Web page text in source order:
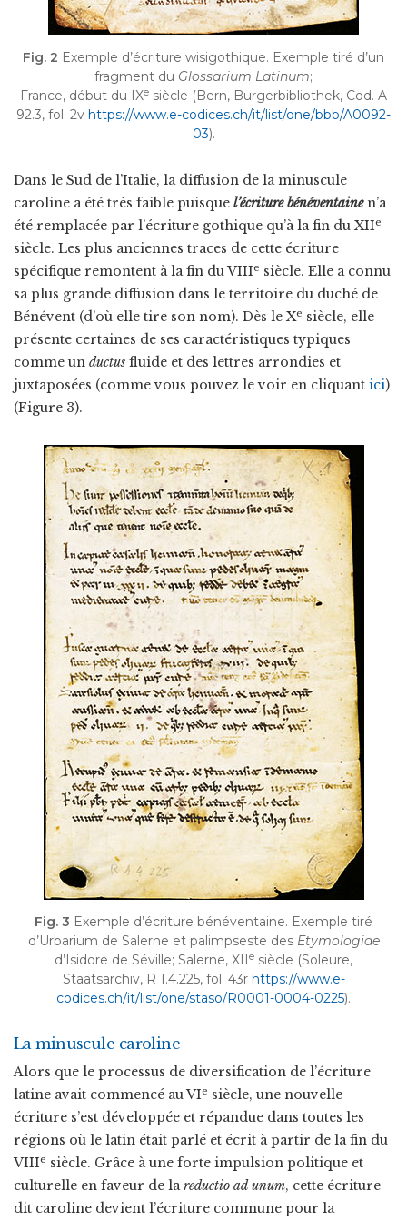
Fig. 2 Exemple d’écriture wisigothique. Exemple tiré d’un
fragment du Glossarium Latinum;
France, début du IXe siècle (Bern, Burgerbibliothek, Cod. A
92.3, fol. 2v https://www.e-codices.ch/it/list/one/bbb/A0092-
03).
Dans le Sud de l’Italie, la diffusion de la minuscule
caroline a été très faible puisque l’écriture bénéventainen’a
été remplacée par l’écriture gothique qu’à la fin du XIIe
siècle. Les plus anciennes traces de cette écriture
spécifique remontent à la fin du VIIIe siècle. Elle a connu
sa plus grande diffusion dans le territoire du duché de
Bénévent (d’où elle tire son nom). Dès le Xe siècle, elle
présente certaines de ses caractéristiques typiques
comme un ductus fluide et des lettres arrondies et
juxtaposées (comme vous pouvez le voir en cliquant ici)
(Figure 3).
Fig. 3 Exemple d’écriture bénéventaine. Exemple tiré
d’Urbarium de Salerne et palimpseste des Etymologiae
d’Isidore de Séville; Salerne, XIIe siècle (Soleure,
Staatsarchiv, R 1.4.225, fol. 43r https://www.e-
codices.ch/it/list/one/staso/R0001-0004-0225).
La minuscule caroline
Alors que le processus de diversification de l’écriture
latine avait commencé au VIe siècle, une nouvelle
écriture s’est développée et répandue dans toutes les
régions où le latin était parlé et écrit à partir de la fin du
VIIIe siècle. Grâce à une forte impulsion politique et
culturelle en faveur de lareductio ad unum, cette écriture
dit caroline devient l’écriture commune pour la